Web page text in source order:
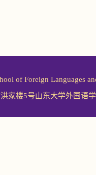
of Foreign Languages
家楼5号山东大学外国语